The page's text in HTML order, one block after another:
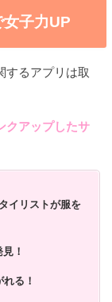
女子力UP
なら「クラシ
子力UP
するアプリは取
クアップしたサ
イリストが服を
！
る！